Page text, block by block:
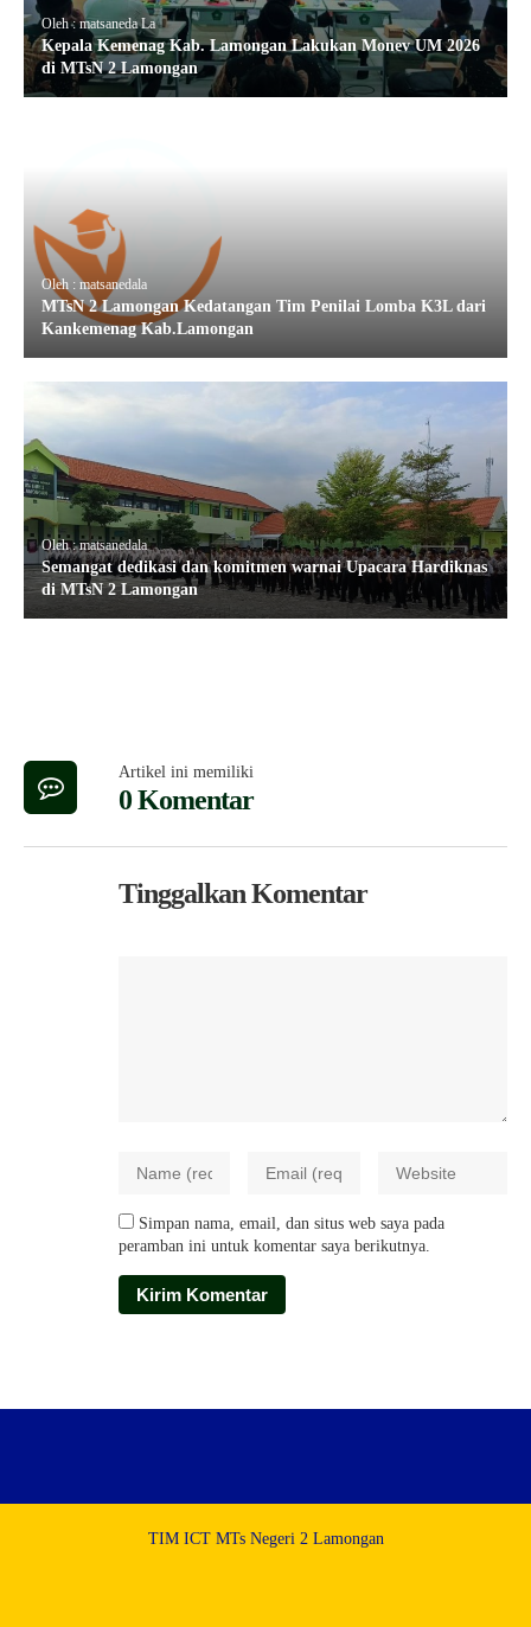
Oleh : matsaneda La
Kepala Kemenag Kab. Lamongan Lakukan Monev UM 2026
di MTsN 2 Lamongan
Oleh : matsanedala
MTsN 2 Lamongan Kedatangan Tim Penilai Lomba K3L dari
Kankemenag Kab.Lamongan
Oleh : matsanedala
Semangat dedikasi dan komitmen warnai Upacara Hardiknas
di MTsN 2 Lamongan
Artikel ini memiliki
0 Komentar
Tinggalkan Komentar
Simpan nama, email, dan situs web saya pada
peramban ini untuk komentar saya berikutnya.
TIM ICT MTs Negeri 2 Lamongan